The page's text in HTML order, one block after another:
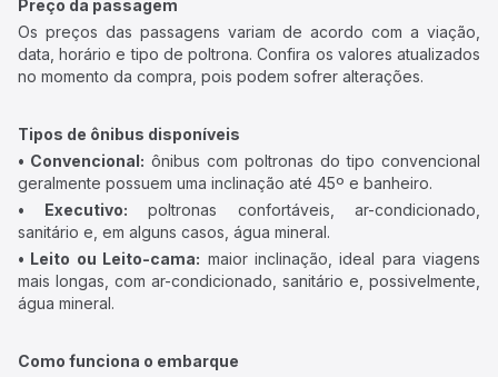
Preço da passagem
Os preços das passagens variam de acordo com a viação,
data, horário e tipo de poltrona. Confira os valores atualizados
no momento da compra, pois podem sofrer alterações.
Tipos de ônibus disponíveis
• Convencional: ônibus com poltronas do tipo convencional
geralmente possuem uma inclinação até 45º e banheiro.
• Executivo: poltronas confortáveis, ar-condicionado,
sanitário e, em alguns casos, água mineral.
• Leito ou Leito-cama: maior inclinação, ideal para viagens
mais longas, com ar-condicionado, sanitário e, possivelmente,
água mineral.
Como funciona o embarque